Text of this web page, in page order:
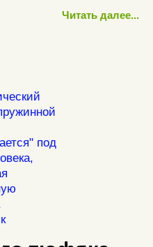
Читать далее...